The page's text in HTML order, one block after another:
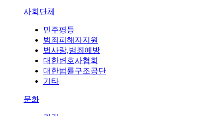
사회단체
민주평등
범죄피해자지원
법사랑,범죄예방
대한변호사협회
대한법률구조공단
기타
문화